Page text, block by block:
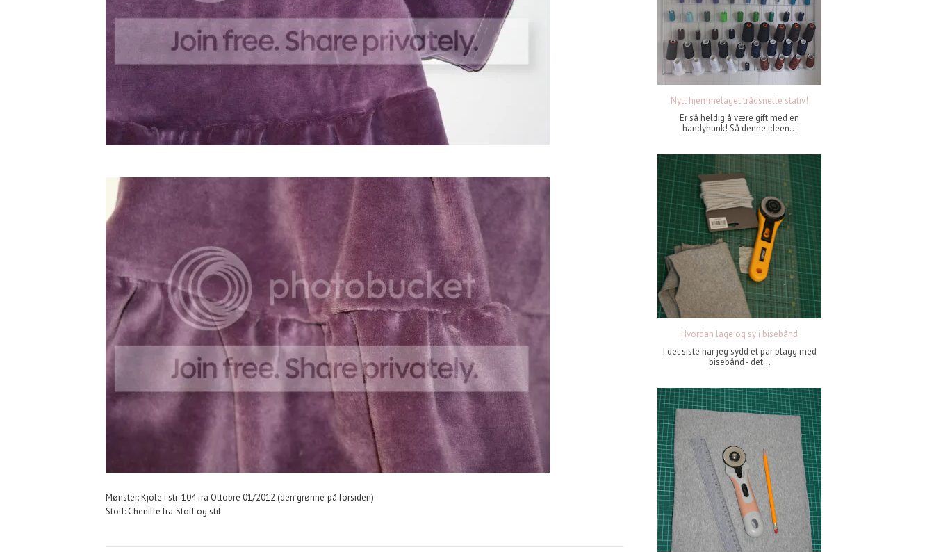
Mønster: Kjole i str. 104 fra Ottobre 01/2012 (den grønne på forsiden)
Stoff: Chenille fra Stoff og stil.
Nytt hjemmelaget trådsnelle stativ!
Er så heldig å være gift med en
handyhunk! Så denne ideen...
Hvordan lage og sy i bisebånd
I det siste har jeg sydd et par plagg med
bisebånd - det...